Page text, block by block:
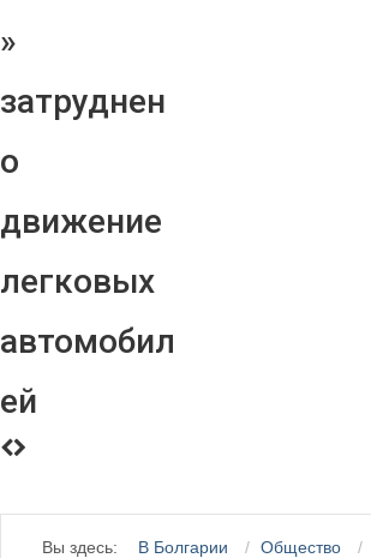
»
затруднен
о
движение
легковых
автомобил
ей
Вы здесь: В Болгарии
Общество